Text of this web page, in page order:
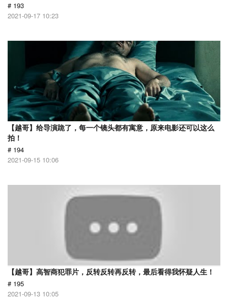
# 193
2021-09-17 10:23
【越哥】给导演跪了，每一个镜头都有寓意，原来电影还可以这么
拍！
# 194
2021-09-15 10:06
【越哥】高智商犯罪片，反转反转再反转，最后看得我怀疑人生！
# 195
2021-09-13 10:05